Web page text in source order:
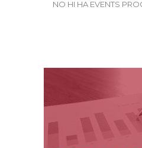
NO HI HA EVENTS